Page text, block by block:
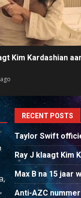
Kim Kardashian
RECENT POSTS
Taylor Swift
Ray J klaagt Kim
Max B na 15 jaar
Anti-AZC